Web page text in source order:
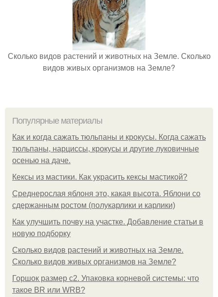
Сколько видов растений и животных на Земле. Сколько
видов живых организмов на Земле?
Популярные материалы
Как и когда сажать тюльпаны и крокусы. Когда сажать
тюльпаны, нарциссы, крокусы и другие луковичные
осенью на даче.
Кексы из мастики. Как украсить кексы мастикой?
Среднерослая яблоня это, какая высота. Яблони со
сдержанным ростом (полукарлики и карлики)
Как улучшить почву на участке. Добавление статьи в
новую подборку
Сколько видов растений и животных на Земле.
Сколько видов живых организмов на Земле?
Горшок размер с2. Упаковка корневой системы: что
такое BR или WRB?